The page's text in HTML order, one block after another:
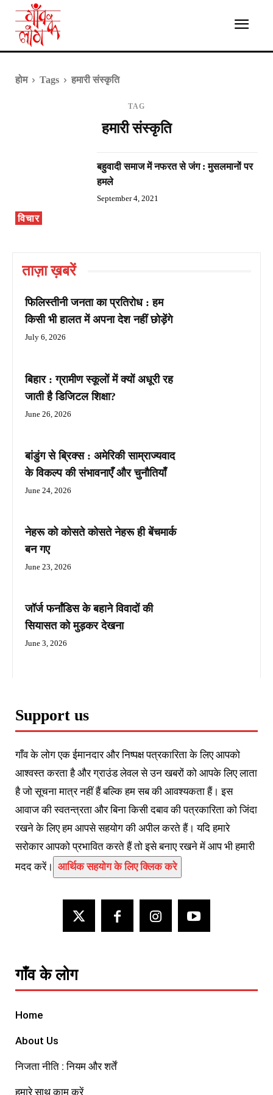
होम Tags हमारी संस्कृति
TAG
हमारी संस्कृति
विचार
बहुवादी समाज में नफरत से जंग : मुसलमानों पर
हमले
September 4, 2021
ताज़ा ख़बरें
फिलिस्तीनी जनता का प्रतिरोध : हम
किसी भी हालत में अपना देश नहीं छोड़ेंगे
July 6, 2026
बिहार : ग्रामीण स्कूलों में क्यों अधूरी रह
जाती है डिजिटल शिक्षा?
June 26, 2026
बांडुंग से ब्रिक्स : अमेरिकी साम्राज्यवाद
के विकल्प की संभावनाएँ और चुनौतियाँ
June 24, 2026
नेहरू को कोसते कोसते नेहरू ही बेंचमार्क
बन गए
June 23, 2026
जॉर्ज फर्नांडिस के बहाने विवादों की
सियासत को मुड़कर देखना
June 3, 2026
Support us
गाँव के लोग एक ईमानदार और निष्पक्ष पत्रकारिता के लिए आपको
आश्वस्त करता है और ग्राउंड लेवल से उन खबरों को आपके लिए लाता
है जो सूचना मात्र नहीं हैं बल्कि हम सब की आवश्यकता हैं। इस
आवाज की स्वतन्त्रता और बिना किसी दबाव की पत्रकारिता को जिंदा
रखने के लिए हम आपसे सहयोग की अपील करते हैं। यदि हमारे
सरोकार आपको प्रभावित करते हैं तो इसे बनाए रखने में आप भी हमारी
मदद करें। आर्थिक सहयोग के लिए क्लिक करे
गाँव के लोग
Home
About Us
निजता नीति : नियम और शर्तें
हमारे साथ काम करें